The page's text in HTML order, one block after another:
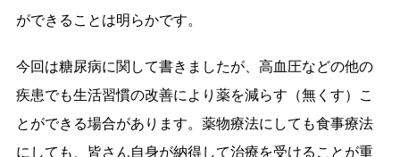
ができることは明らかです。
今回は糖尿病に関して書きましたが、高血圧などの他の
疾患でも生活習慣の改善により薬を減らす（無くす）こ
とができる場合があります。薬物療法にしても食事療法
にしても、皆さん自身が納得して治療を受けることが重